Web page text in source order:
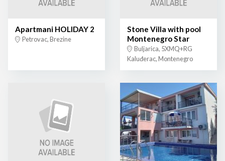
Apartmani HOLIDAY 2
Petrovac, Brezine
Stone Villa with pool
Montenegro Star
Buljarica, 5XMQ+RG
Kaluđerac, Montenegro